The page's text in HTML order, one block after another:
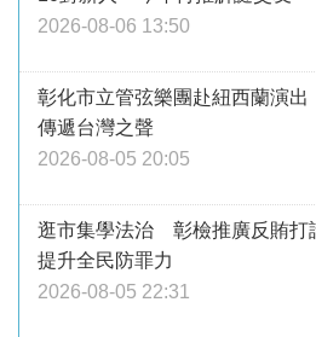
2026-08-06 13:50
彰化市立管弦樂團赴紐西蘭演
傳遞台灣之聲
2026-08-05 20:05
逛市集學法治 彰檢推廣反賄
提升全民防罪力
2026-08-05 22:31